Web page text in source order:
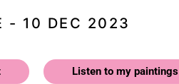
- 10 DEC 2023
Listen to my paintings